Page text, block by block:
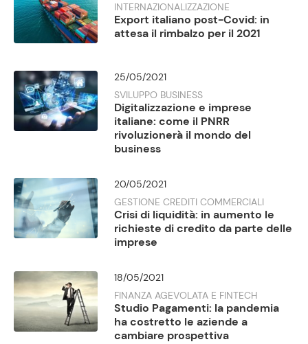
INTERNAZIONALIZZAZIONE
Export italiano post-Covid: in
attesa il rimbalzo per il 2021
25/05/2021
SVILUPPO BUSINESS
Digitalizzazione e imprese
italiane: come il PNRR
rivoluzionerà il mondo del
business
20/05/2021
GESTIONE CREDITI COMMERCIALI
Crisi di liquidità: in aumento le
richieste di credito da parte delle
imprese
18/05/2021
FINANZA AGEVOLATA E FINTECH
Studio Pagamenti: la pandemia
ha costretto le aziende a
cambiare prospettiva